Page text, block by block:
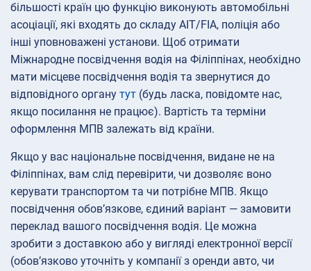
більшості країн цю функцію виконують автомобільні
асоціації, які входять до складу AIT/FIA, поліція або
інші уповноважені установи. Щоб отримати
Міжнародне посвідчення водія на Філіппінах, необхідно
мати місцеве посвідчення водія та звернутися до
відповідного органу тут (будь ласка, повідомте нас,
якщо посилання не працює). Вартість та терміни
оформлення МПВ залежать від країни.
Якщо у вас національне посвідчення, видане не на
Філіппінах, вам слід перевірити, чи дозволяє воно
керувати транспортом та чи потрібне МПВ. Якщо
посвідчення обов’язкове, єдиний варіант — замовити
переклад вашого посвідчення водія. Це можна
зробити з доставкою або у вигляді електронної версії
(обов’язково уточніть у компанії з оренди авто, чи